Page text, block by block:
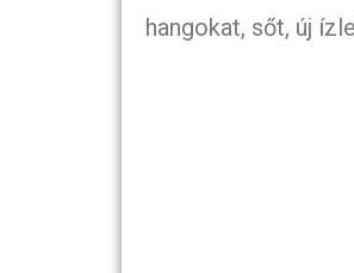
hangokat, sőt, új